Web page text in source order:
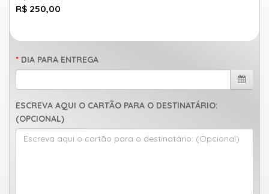
R$ 250,00
DIA PARA ENTREGA
ESCREVA AQUI O CARTÃO PARA O DESTINATÁRIO:
(OPCIONAL)